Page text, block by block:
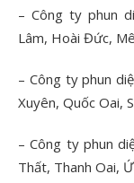
– Công ty phun
Lâm, Hoài Đức,
– Công ty phun
Xuyên, Quốc Oai,
– Công ty phun
Thất, Thanh Oai,